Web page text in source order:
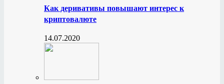
Как деривативы повышают интерес к
криптовалюте
14.07.2020